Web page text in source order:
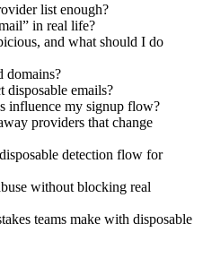
list enough?
in real life?
and what should I do
domains?
emails?
influence my signup flow?
providers that change
detection flow for
without blocking real
teams make with disposable